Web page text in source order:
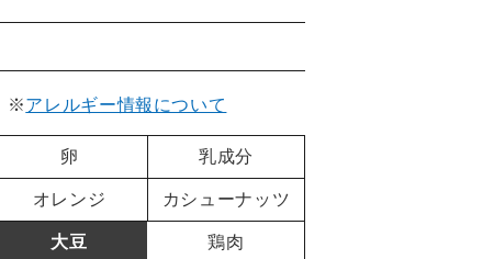
※アレルギー情報について
卵 乳成分
オレンジ カシューナッツ
大豆 鶏肉